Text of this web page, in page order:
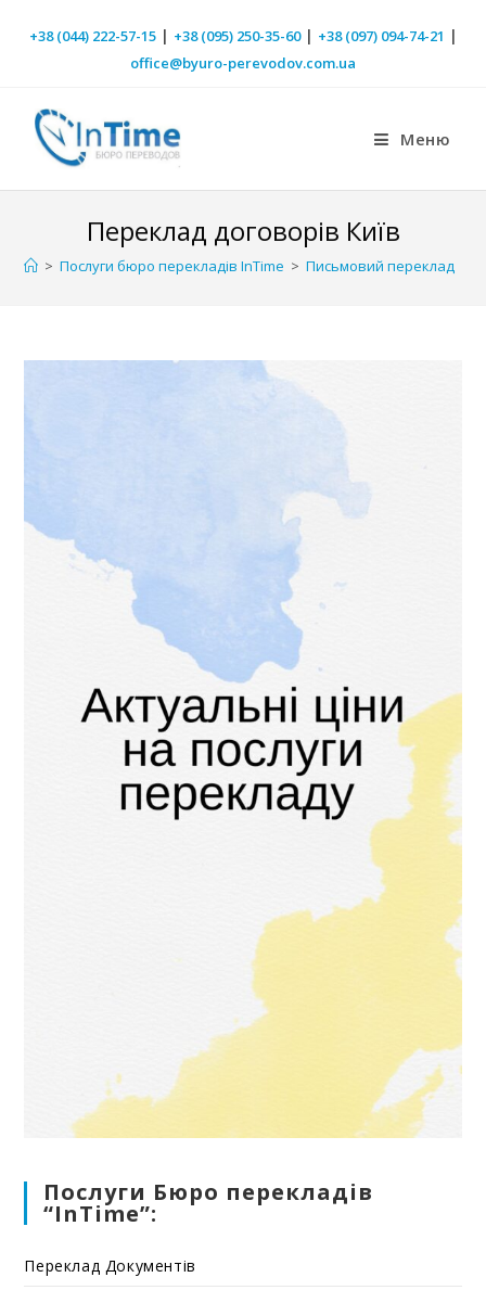
+38 (044) 222-57-15| +38 (095) 250-35-60| +38 (097) 094-74-21 |
office@byuro-perevodov.com.ua
Меню
Переклад договорів Київ
> Послуги бюро перекладів InTime > Письмовий переклад
Послуги Бюро перекладів
“InTime”:
Переклад Документів